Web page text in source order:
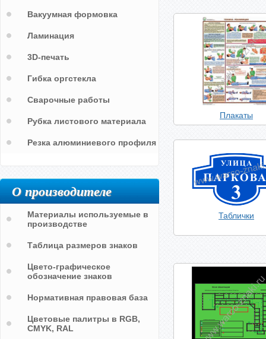
Плакаты
Таблички
Вакуумная формовка
Ламинация
3D-печать
Гибка оргстекла
Сварочные работы
Рубка листового материала
Резка алюминиевого профиля
О производителе
Материалы используемые в
производстве
Таблица размеров знаков
Цвето-графическое
обозначение знаков
Нормативная правовая база
Цветовые палитры в RGB,
CMYK, RAL